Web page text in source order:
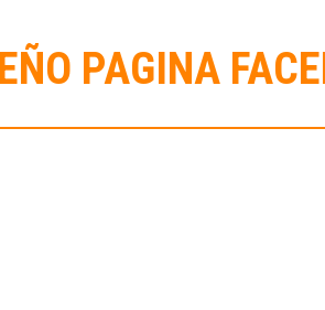
PAGINA